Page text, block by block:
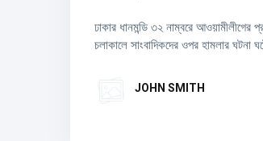
ঢাকার ধানমন্ডি ৩২ নাম্বরে আওয়ামীলীগের
চলাকালে সাংবাদিকদের ওপর হামলার ঘটনা
JOHN SMITH